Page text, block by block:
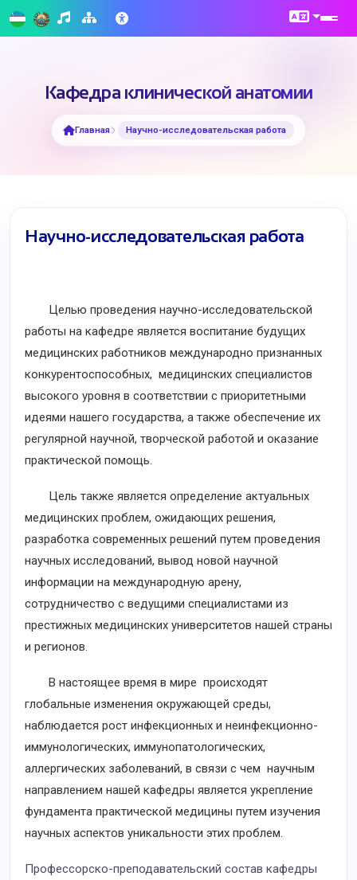
Кафедра клинической анатомии
Главная Научно-исследовательская работа
Научно-исследовательская работа
Целью проведения научно-исследовательской
работы на кафедре является воспитание будущих
медицинских работников международно признанных
конкурентоспособных, медицинских специалистов
высокого уровня в соответствии с приоритетными
идеями нашего государства, а также обеспечение их
регулярной научной, творческой работой и оказание
практической помощь.
Цель также является определение актуальных
медицинских проблем, ожидающих решения,
разработка современных решений путем проведения
научных исследований, вывод новой научной
информации на международную арену,
сотрудничество с ведущими специалистами из
престижных медицинских университетов нашей страны
и регионов.
В настоящее время в мире происходят
глобальные изменения окружающей среды,
наблюдается рост инфекционных и неинфекционно-
иммунологических, иммунопатологических,
аллергических заболеваний, в связи с чем научным
направлением нашей кафедры является укрепление
фундамента практической медицины путем изучения
научных аспектов уникальности этих проблем.
Профессорско-преподавательский состав кафедры